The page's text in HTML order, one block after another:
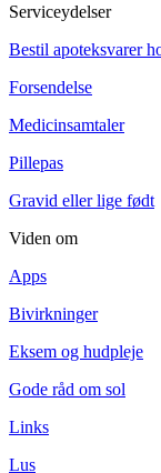
Serviceydelser
Bestil apoteksvarer
Forsendelse
Medicinsamtaler
Pillepas
Gravid eller lige født
Viden om
Apps
Bivirkninger
Eksem og hudpleje
Gode råd om sol
Links
Lus